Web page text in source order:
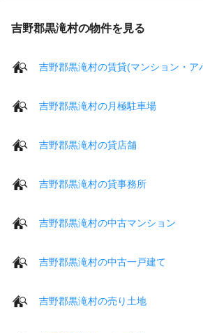
吉野郡黒滝村の物件を見る
吉野郡黒滝村の賃貸(マンション・ア
吉野郡黒滝村の月極駐車場
吉野郡黒滝村の貸店舗
吉野郡黒滝村の貸事務所
吉野郡黒滝村の中古マンション
吉野郡黒滝村の中古一戸建て
吉野郡黒滝村の売り土地